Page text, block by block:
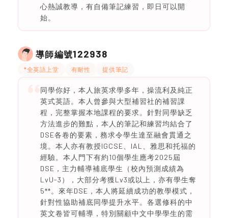
心熱誠教導，有自備筆記練習，即日可以開
始。
導師編號122938
*全英語上堂 有耐性 提供筆記
同學你好，本人旅英求學多年，操流利及純正
英式英語。本人曾參與大型補習社的補習課
程，完整掌握本地課程的要求。針對同學缺乏
方法進步的難點，本人的筆記和練習均結合了
DSE各卷的要素，務求令學生達至融會貫通之
境。本人亦有教授IGCSE、IAL、雅思和托福的
經驗。本人門下有約10個學生應考2025屆
DSE，主力輔導補底學生（校內預測成績為
LvU-3），大部分考獲Lv3或以上，亦有學生奪
5**。來年DSE，本人將延續成功的教學模式，
針對性協助補底同學提升水平。各選修科的中
英文卷皆可輔導，特別關顧中文中學學生的需